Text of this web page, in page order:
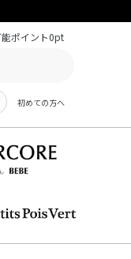
ポイント0pt
初めての方へ